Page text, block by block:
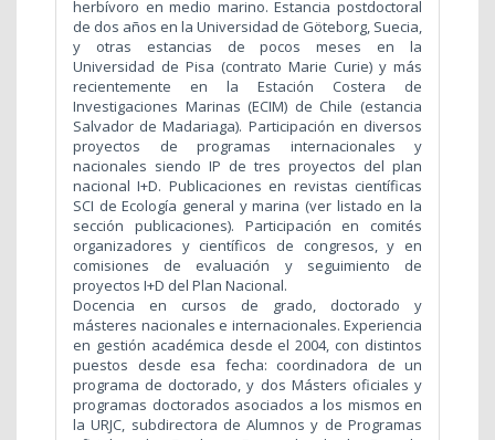
herbívoro en medio marino. Estancia postdoctoral
de dos años en la Universidad de Göteborg, Suecia,
y otras estancias de pocos meses en la
Universidad de Pisa (contrato Marie Curie) y más
recientemente en la Estación Costera de
Investigaciones Marinas (ECIM) de Chile (estancia
Salvador de Madariaga). Participación en diversos
proyectos de programas internacionales y
nacionales siendo IP de tres proyectos del plan
nacional I+D. Publicaciones en revistas científicas
SCI de Ecología general y marina (ver listado en la
sección publicaciones). Participación en comités
organizadores y científicos de congresos, y en
comisiones de evaluación y seguimiento de
proyectos I+D del Plan Nacional.
Docencia en cursos de grado, doctorado y
másteres nacionales e internacionales. Experiencia
en gestión académica desde el 2004, con distintos
puestos desde esa fecha: coordinadora de un
programa de doctorado, y dos Másters oficiales y
programas doctorados asociados a los mismos en
la URJC, subdirectora de Alumnos y de Programas